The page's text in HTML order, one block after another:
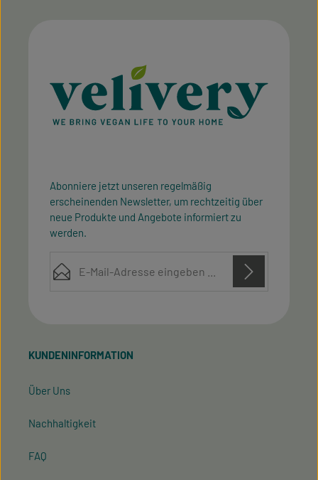
Abonniere jetzt unseren regelmäßig
erscheinenden Newsletter, um rechtzeitig über
neue Produkte und Angebote informiert zu
werden.
mit ihnen einverstanden.
KUNDENINFORMATION
Über Uns
Nachhaltigkeit
FAQ